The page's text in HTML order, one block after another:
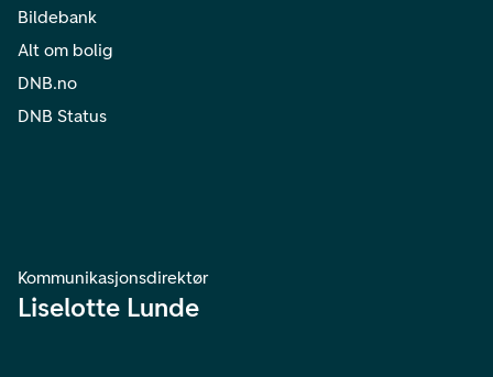
Bildebank
Alt om bolig
DNB.no
DNB Status
Kommunikasjonsdirektør
Liselotte Lunde